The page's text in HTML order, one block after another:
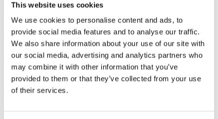
This website uses cookies
We use cookies to personalise content and ads, to
provide social media features and to analyse our traffic.
We also share information about your use of our site with
our social media, advertising and analytics partners who
may combine it with other information that you’ve
provided to them or that they’ve collected from your use
of their services.
Vår Aromas Artesanales de Antigua kollektion med fräscha
dofter som stärker ditt sinne, dofterna är inspiration från
Antiguas landskap och natur. Vår lyxiga bad och duschgel
återfuktar och ger huden en mjuk behaglig doft.
Bath & Shower Gel White Jasmine 200ml